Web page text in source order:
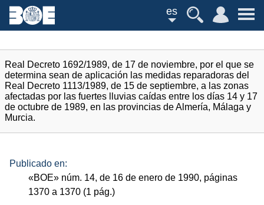
es
Real Decreto 1692/1989, de 17 de noviembre, por el que se
determina sean de aplicación las medidas reparadoras del
Real Decreto 1113/1989, de 15 de septiembre, a las zonas
afectadas por las fuertes lluvias caídas entre los días 14 y 17
de octubre de 1989, en las provincias de Almería, Málaga y
Murcia.
Publicado en:
«BOE» núm. 14, de 16 de enero de 1990, páginas
1370 a 1370 (1 pág.)